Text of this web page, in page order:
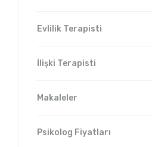
Evlilik Terapisti
İlişki Terapisti
Makaleler
Psikolog Fiyatları